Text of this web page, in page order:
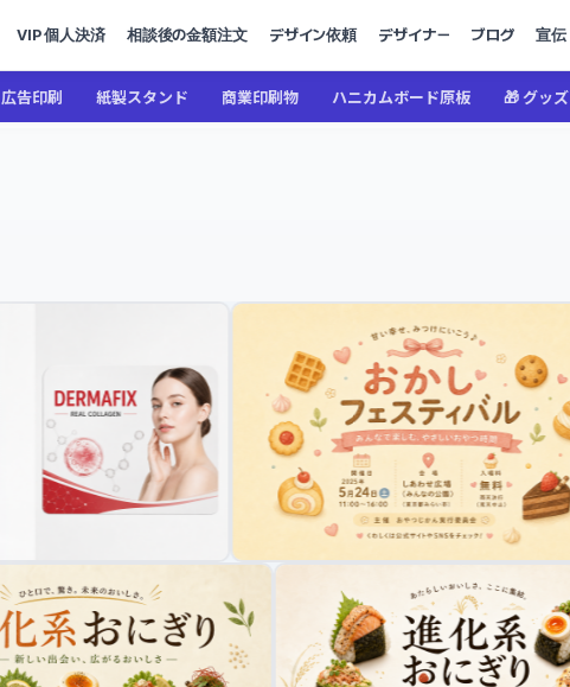
VIP 個人決済 相談後の金額注文 デザイン依頼 デザイナー ブログ 宣伝
広告印刷 紙製スタンド 商業印刷物 ハニカムボード原板 🎁 グッズ